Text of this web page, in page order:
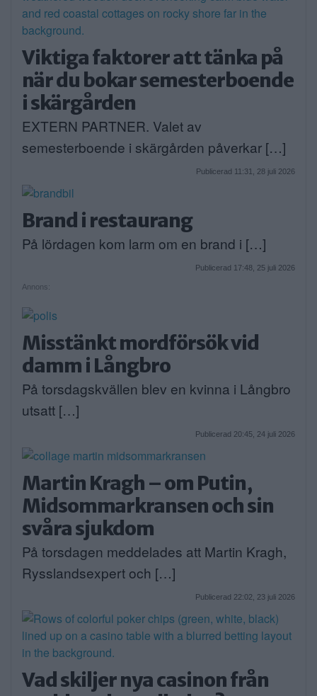
Viktiga faktorer att tänka på
när du bokar semesterboende
i skärgården
EXTERN PARTNER. Valet av
semesterboende i skärgården påverkar […]
Publicerad 11:31, 28 juli 2026
Brand i restaurang
På lördagen kom larm om en brand i […]
Publicerad 17:48, 25 juli 2026
Annons:
Misstänkt mordförsök vid
damm i Långbro
På torsdagskvällen blev en kvinna i Långbro
utsatt […]
Publicerad 20:45, 24 juli 2026
Martin Kragh – om Putin,
Midsommarkransen och sin
svåra sjukdom
På torsdagen meddelades att Martin Kragh,
Rysslandsexpert och […]
Publicerad 22:02, 23 juli 2026
Vad skiljer nya casinon från